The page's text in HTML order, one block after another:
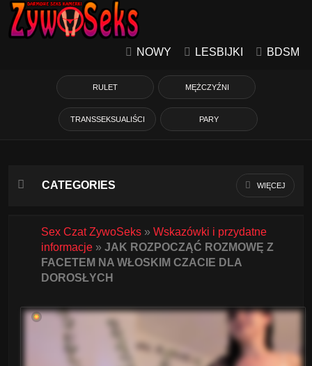
NOWY LESBIJKI BDSM
RULET MĘŻCZYŹNI
TRANSSEKSUALIŚCI PARY
CATEGORIES WIĘCEJ
Azjatycka
Babcie
Blondynki
Brunetki
Sex Czat ZywoSeks » Wskazówki i przydatne
informacje » JAK ROZPOCZĄĆ ROZMOWĘ Z
FACETEM NA WŁOSKIM CZACIE DLA
DOROSŁYCH